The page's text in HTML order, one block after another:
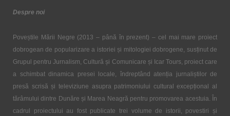
Despre noi
Poveștile Mării Negre (2013 – până în prezent) – cel mai mare proiect
dobrogean de popularizare a istoriei și mitologiei dobrogene, susținut de
Grupul pentru Jurnalism, Cultură și Comunicare și Icar Tours, proiect care
a schimbat dinamica presei locale, îndreptând atenția jurnaliștilor de
presă scrisă și televiziune asupra patrimoniului cultural excepțional al
tărâmului dintre Dunăre și Marea Neagră pentru promovarea acestuia. În
cadrul proiectului au fost publicate trei volume de istorii, povestiri și